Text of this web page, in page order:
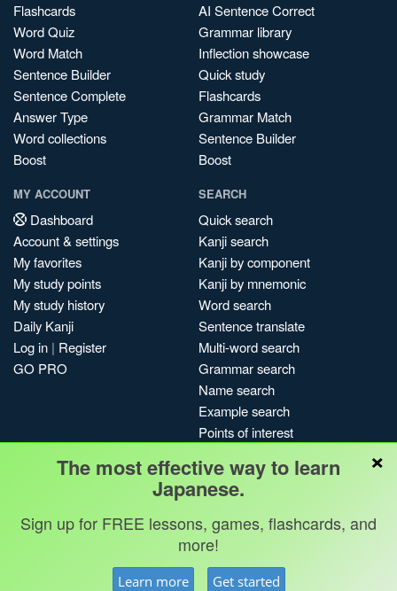
Flashcards
Word Quiz
Word Match
Sentence Builder
Sentence Complete
Answer Type
Word collections
Boost
AI Sentence Correct
Grammar library
Inflection showcase
Quick study
Flashcards
Grammar Match
Sentence Builder
Boost
MY ACCOUNT
Dashboard
Account & settings
My favorites
My study points
My study history
Daily Kanji
Log in | Register
GO PRO
SEARCH
Quick search
Kanji search
Kanji by component
Kanji by mnemonic
Word search
Sentence translate
Multi-word search
Grammar search
Name search
Example search
Points of interest
My search history
Search index
Blog
Jobs & opportunities Privacy Credits
Terms & conditions
Copyright ©
Kanshudo 2025
×
The most effective way to learn
Japanese.
Sign up for FREE lessons, games, flashcards, and
more!
Learn more Get started